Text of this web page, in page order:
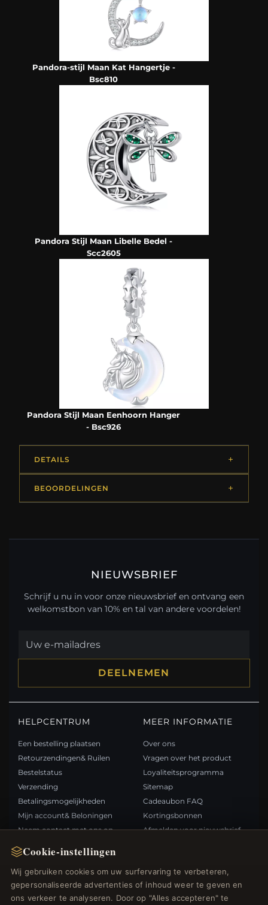
Cookie-instellingen
Wij gebruiken cookies om uw surfervaring te verbeteren,
gepersonaliseerde advertenties of inhoud weer te geven en
ons verkeer te analyseren. Door op "Alles accepteren" te
Pandora-stijl Maan Kat Hangertje -
Bsc810
Pandora Stijl Maan Libelle Bedel -
Scc2605
Pandora Stijl Maan Eenhoorn Hanger
- Bsc926
DETAILS
BEOORDELINGEN
NIEUWSBRIEF
Schrijf u nu in voor onze nieuwsbrief en ontvang een
welkomstbon van 10% en tal van andere voordelen!
DEELNEMEN
HELPCENTRUM
Een bestelling plaatsen
Retourzendingen& Ruilen
Bestelstatus
Verzending
Betalingsmogelijkheden
Mijn account& Beloningen
Neem contact met ons op
MEER INFORMATIE
Over ons
Vragen over het product
Loyaliteitsprogramma
Sitemap
Cadeaubon FAQ
Kortingsbonnen
Afmelden voor nieuwsbrief
Nieuwe producten
Specials